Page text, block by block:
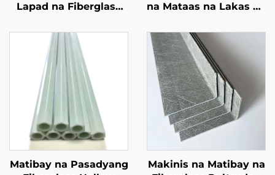
Lapad na Fiberglass
Daan na Metro Bawat
Rolyo para sa Recurve
Bow Limbs Archery
Recurve Limbs
na Mataas na Lakas na
Fiberglass Matibay at
Tiyak para sa
Maraming Sitwasyon
Matibay na Pasadyang
Makinis na Matibay na